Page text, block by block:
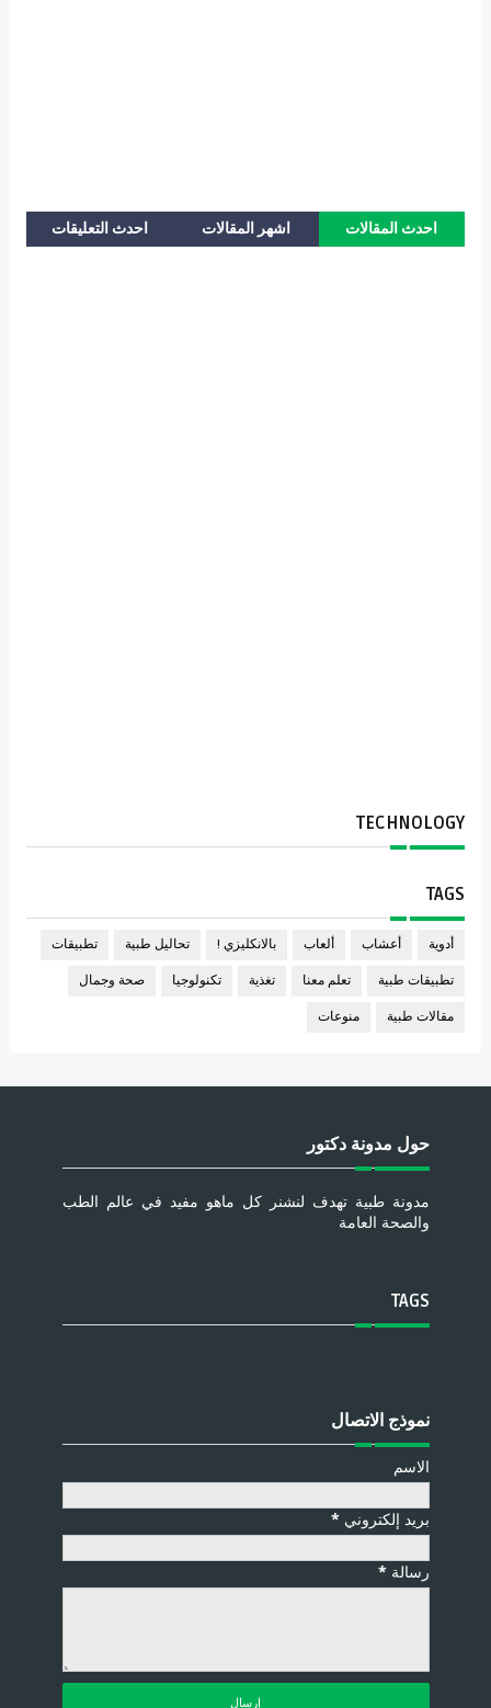
احدث المقالات اشهر المقالات احدث التعليقات
TECHNOLOGY
TAGS
أدوية أعشاب ألعاب بالانكليزي ! تحاليل طبية تطبيقات
تطبيقات طبية تعلم معنا تغذية تكنولوجيا صحة وجمال
مقالات طبية منوعات
حول مدونة دكتور
مدونة طبية تهدف لنشنر كل ماهو مفيد في عالم الطب
والصحة العامة
TAGS
نموذج الاتصال
الاسم
بريد إلكتروني *
رسالة *